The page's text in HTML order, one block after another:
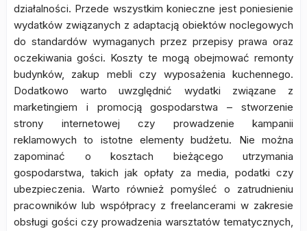
działalności. Przede wszystkim konieczne jest poniesienie
wydatków związanych z adaptacją obiektów noclegowych
do standardów wymaganych przez przepisy prawa oraz
oczekiwania gości. Koszty te mogą obejmować remonty
budynków, zakup mebli czy wyposażenia kuchennego.
Dodatkowo warto uwzględnić wydatki związane z
marketingiem i promocją gospodarstwa – stworzenie
strony internetowej czy prowadzenie kampanii
reklamowych to istotne elementy budżetu. Nie można
zapominać o kosztach bieżącego utrzymania
gospodarstwa, takich jak opłaty za media, podatki czy
ubezpieczenia. Warto również pomyśleć o zatrudnieniu
pracowników lub współpracy z freelancerami w zakresie
obsługi gości czy prowadzenia warsztatów tematycznych,